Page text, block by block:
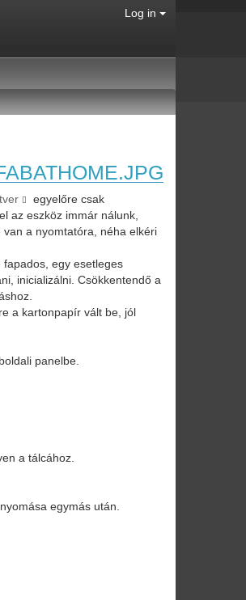
Log in
egyelőre csak
az eszköz immár nálunk,
van a nyomtatóra, néha elkéri
egy esetleges
inicializálni. Csökkentendő a
a kartonpapír vált be, jól
panelbe.
a tálcához.
egymás után.